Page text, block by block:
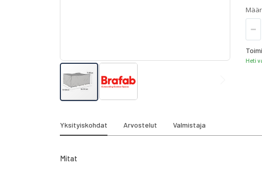
the
beginning
images
Heti
Yksityiskohdat
Mitat
Arvostelut Valmistaja